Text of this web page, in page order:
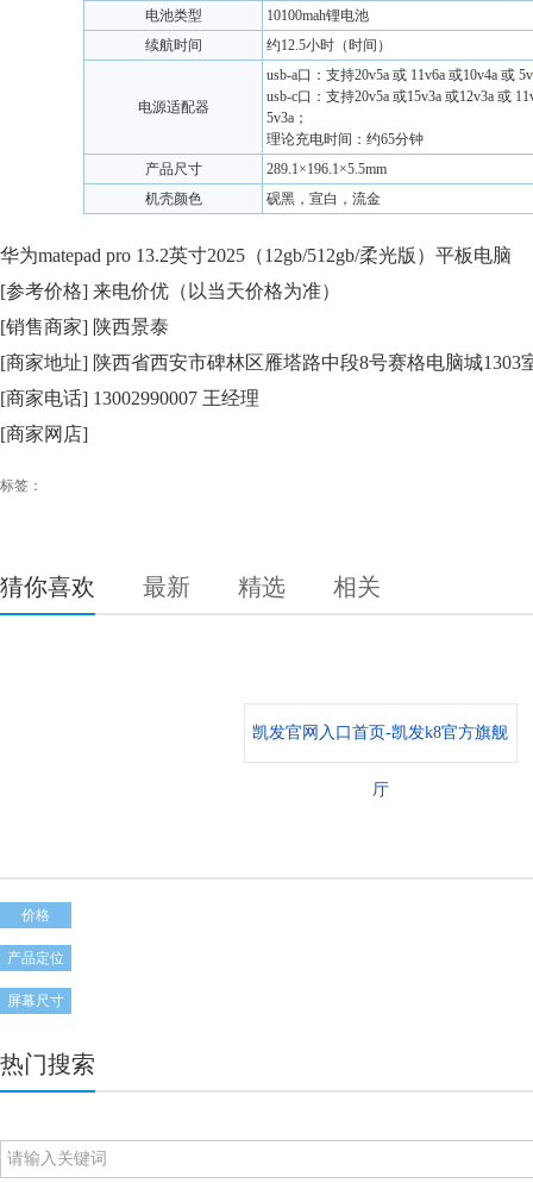
电池类型
10100mah锂电池
续航时间
约12.5小时（时间）
电源适配器
usb-a口：支持20v5a 或 11v6a 或10v4a 或
usb-c口：支持20v5a 或15v3a 或12v3a 或
5v3a；
理论充电时间：约65分钟
产品尺寸
289.1×196.1×5.5mm
机壳颜色
砚黑，宣白，流金
华为matepad pro 13.2英寸2025（12gb/512gb/柔光版）平板电脑
[参考价格] 来电价优（以当天价格为准）
[销售商家] 陕西景泰
[商家地址] 陕西省西安市碑林区雁塔路中段8号赛格电脑城1303
[商家电话] 13002990007 王经理
[商家网店]
标签：
猜你喜欢 最新 精选 相关
凯发官网入口首页-凯发k8官方旗舰
厅
价格
产品定位
屏幕尺寸
热门搜索